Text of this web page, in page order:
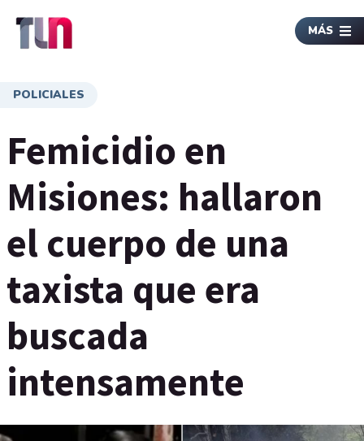
MÁS
POLICIALES
Femicidio en
Misiones: hallaron
el cuerpo de una
taxista que era
buscada
intensamente